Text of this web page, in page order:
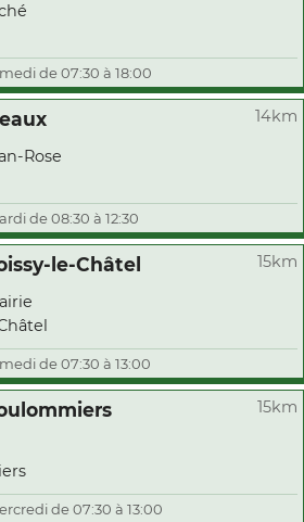
de 07:30 à 18:00
14km
Rose
de 08:30 à 12:30
le-Châtel 15km
de 07:30 à 13:00
15km
de 07:30 à 13:00